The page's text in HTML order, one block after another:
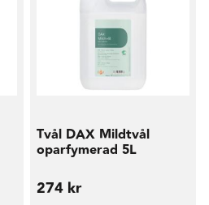
Tvål DAX Mildtvål
oparfymerad 5L
274 kr